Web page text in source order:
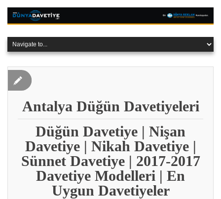
Antalya Düğün Davetiyeleri
Düğün Davetiye | Nişan
Davetiye | Nikah Davetiye |
Sünnet Davetiye | 2017-2017
Davetiye Modelleri | En
Uygun Davetiyeler